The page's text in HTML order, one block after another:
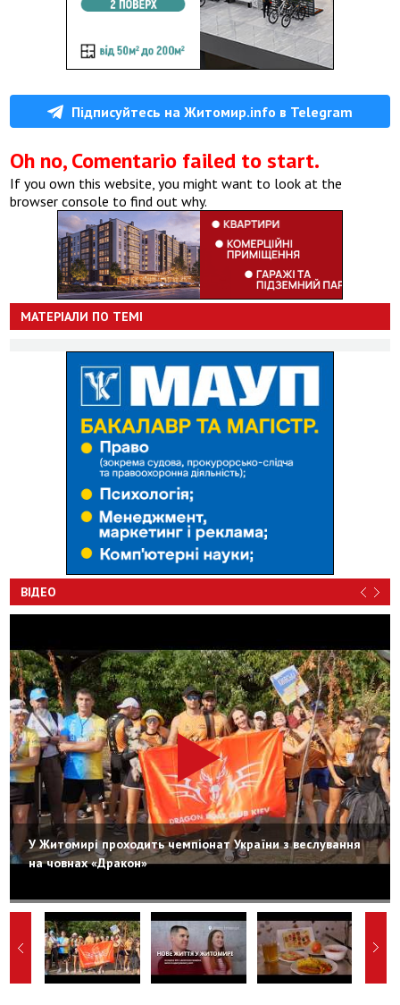
Підписуйтесь на Житомир.info в Telegram
Oh no, Comentario failed to start.
If you own this website, you might want to look at the
browser console to find out why.
МАТЕРІАЛИ ПО ТЕМІ
ВІДЕО
У Житомирі проходить чемпіонат України з веслування
на човнах «Дракон»